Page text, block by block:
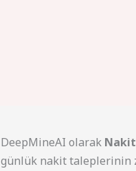
DeepMineAI olarak
günlük nakit taleplerinin